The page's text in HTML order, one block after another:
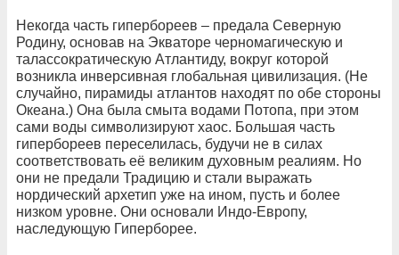
Некогда часть гипербореев – предала Северную
Родину, основав на Экваторе черномагическую и
талассократическую Атлантиду, вокруг которой
возникла инверсивная глобальная цивилизация. (Не
случайно, пирамиды атлантов находят по обе стороны
Океана.) Она была смыта водами Потопа, при этом
сами воды символизируют хаос. Большая часть
гипербореев переселилась, будучи не в силах
соответствовать её великим духовным реалиям. Но
они не предали Традицию и стали выражать
нордический архетип уже на ином, пусть и более
низком уровне. Они основали Индо-Европу,
наследующую Гиперборее.